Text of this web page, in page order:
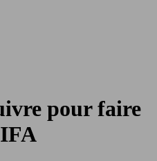
pour faire